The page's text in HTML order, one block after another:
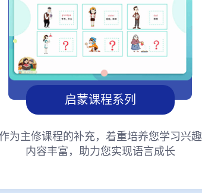
启蒙课程系列
为主修课程的补充，着重培养您学习兴趣
内容丰富，助力您实现语言成长